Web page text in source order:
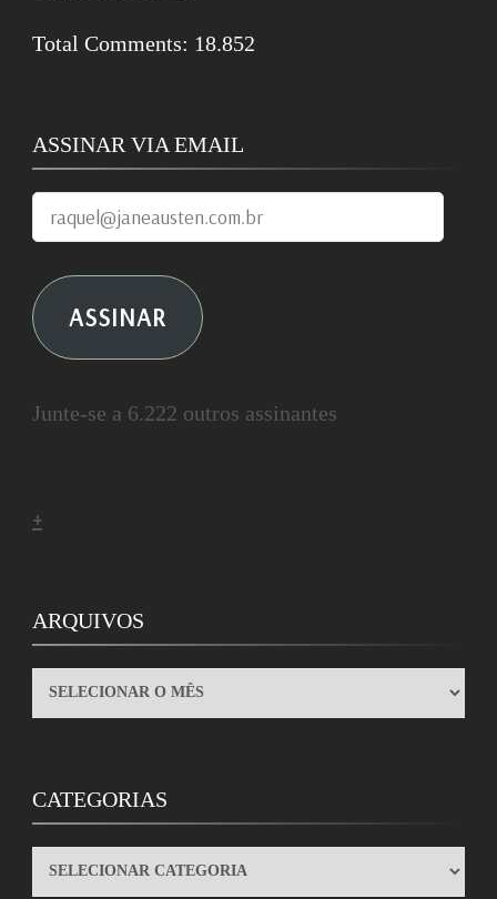
Total Comments: 18.852
ASSINAR VIA EMAIL
raquel@janeausten.com.br
ASSINAR
Junte-se a 6.222 outros assinantes
+
ARQUIVOS
ARQUIVOS
CATEGORIAS
CATEGORIAS